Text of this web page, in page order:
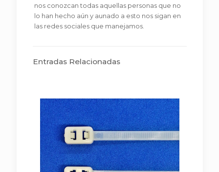
nos conozcan todas aquellas personas que no
lo han hecho aún y aunado a esto nos sigan en
las redes sociales que manejamos.
Entradas Relacionadas